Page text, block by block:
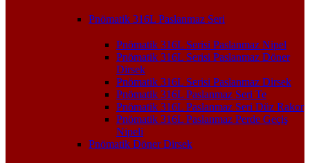
Pnömatik 316L Paslanmaz Seri
Pnömatik 316L Serisi Paslanmaz Nipel
Pnömatik 316L Serisi Paslanmaz Döner
Dirsek
Pnömatik 316L Serisi Paslanmaz Dirsek
Pnömatik 316L Paslanmaz Seri Te
Pnömatik 316L Paslanmaz Seri Düz Rakor
Pnömatik 316L Paslanmaz Perde Geçiş
Nipeli
Pnömatik Döner Dirsek